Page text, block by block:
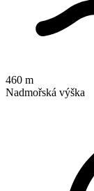
460 m
Nadmořská výška